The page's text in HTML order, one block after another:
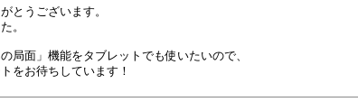
とうございます。
。
局面」機能をタブレットでも使いたいので、
をお待ちしています！